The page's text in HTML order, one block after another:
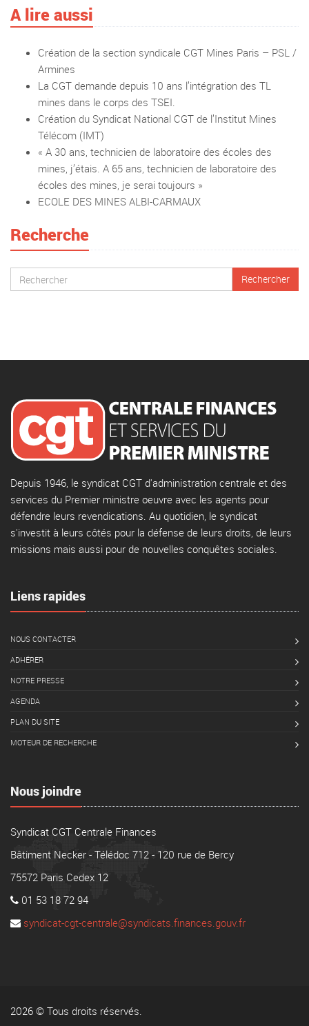
A lire aussi
Création de la section syndicale CGT Mines Paris – PSL /
Armines
La CGT demande depuis 10 ans l’intégration des TL
mines dans le corps des TSEI.
Création du Syndicat National CGT de l’Institut Mines
Télécom (IMT)
« A 30 ans, technicien de laboratoire des écoles des
mines, j’étais. A 65 ans, technicien de laboratoire des
écoles des mines, je serai toujours »
ECOLE DES MINES ALBI-CARMAUX
Recherche
Depuis 1946, le syndicat CGT d'administration centrale et des
services du Premier ministre oeuvre avec les agents pour
défendre leurs revendications. Au quotidien, le syndicat
s'investit à leurs côtés pour la défense de leurs droits, de leurs
missions mais aussi pour de nouvelles conquêtes sociales.
Liens rapides
NOUS CONTACTER
ADHÉRER
NOTRE PRESSE
AGENDA
PLAN DU SITE
MOTEUR DE RECHERCHE
Nous joindre
Syndicat CGT Centrale Finances
Bâtiment Necker - Télédoc 712 - 120 rue de Bercy
75572 Paris Cedex 12
01 53 18 72 94
syndicat-cgt-centrale@syndicats.finances.gouv.fr
2026 © Tous droits réservés.